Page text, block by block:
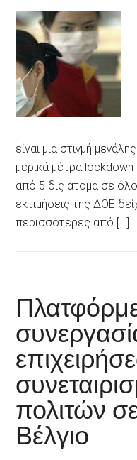
είναι μια στιγμή
μερικά μέτρα
από 5 δις άτομα σε
εκτιμήσεις της ΔΟΕ
περισσότερες από […]
πολιτών
Βέλγιο